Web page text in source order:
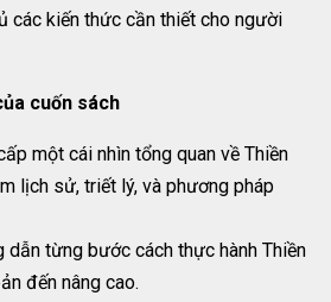
các kiến thức cần thiết cho người
cuốn sách
một cái nhìn tổng quan về Thiền
lịch sử, triết lý, và phương pháp
dẫn từng bước cách thực hành Thiền
đến nâng cao.